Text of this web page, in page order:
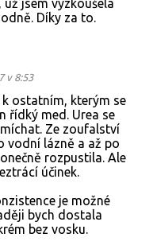
Díky za to.
v 8:53
ostatním, kterým se
řídký med. Urea se
Ze zoufalství
vodní lázně a až po
rozpustila. Ale
účinek.
je možné
bych dostala
bez vosku.